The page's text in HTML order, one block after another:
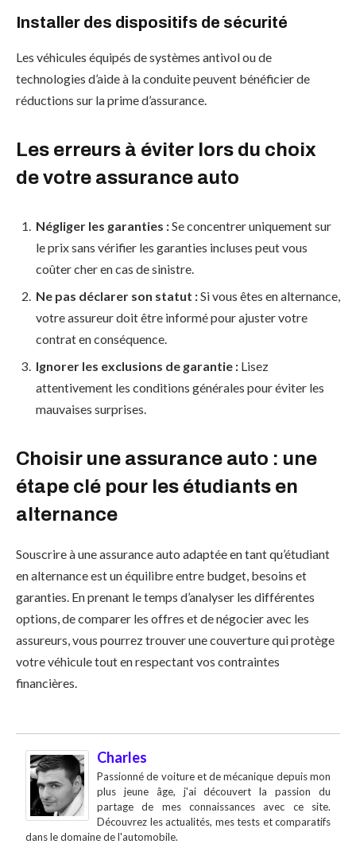
Installer des dispositifs de sécurité
Les véhicules équipés de systèmes antivol ou de
technologies d’aide à la conduite peuvent bénéficier de
réductions sur la prime d’assurance.
Les erreurs à éviter lors du choix
de votre assurance auto
Négliger les garanties :Se concentrer uniquement sur
le prix sans vérifier les garanties incluses peut vous
coûter cher en cas de sinistre.
Ne pas déclarer son statut :Si vous êtes en alternance,
votre assureur doit être informé pour ajuster votre
contrat en conséquence.
Ignorer les exclusions de garantie : Lisez
attentivement les conditions générales pour éviter les
mauvaises surprises.
Choisir une assurance auto : une
étape clé pour les étudiants en
alternance
Souscrire à une assurance auto adaptée en tant qu’étudiant
en alternance est un équilibre entre budget, besoins et
garanties. En prenant le temps d’analyser les différentes
options, de comparer les offres et de négocier avec les
assureurs, vous pourrez trouver une couverture qui protège
votre véhicule tout en respectant vos contraintes
financières.
Charles
Passionné de voiture et de mécanique depuis mon
plus jeune âge, j'ai découvert la passion du
partage de mes connaissances avec ce site.
Découvrez les actualités, mes tests et comparatifs
dans le domaine de l'automobile.